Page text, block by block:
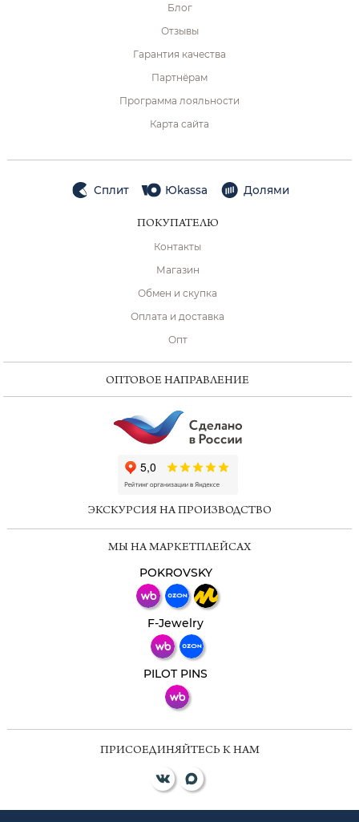
Блог
Отзывы
Гарантия качества
Партнёрам
Программа лояльности
Карта сайта
Сплит Юkassa Долями
ПОКУПАТЕЛЮ
Контакты
Магазин
Обмен и скупка
Оплата и доставка
Опт
ОПТОВОЕ НАПРАВЛЕНИЕ
ЭКСКУРСИЯ НА ПРОИЗВОДСТВО
МЫ НА МАРКЕТПЛЕЙСАХ
POKROVSKY
F-Jewelry
PILOT PINS
ПРИСОЕДИНЯЙТЕСЬ К НАМ